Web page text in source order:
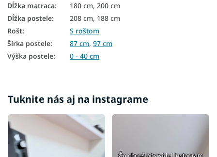
Rustikálne postele z masívu
Postele pre teenagerov
Postele s úložným priestorom a prístelkou
Biele postele s úložným priestorom
Moderné postele s úložným priestorom
Lacné postele s úložným priestorom
Lacné poschodové postele
Dĺžka matraca:
180 cm, 200 cm
Dĺžka postele:
208 cm, 188 cm
Rošt:
S roštom
Šírka postele: 87 cm, 97 cm
Výška postele: 0 - 40 cm
Tuknite nás aj na instagrame